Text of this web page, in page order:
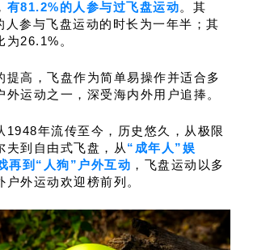
有81.2%的人参与过飞盘运动。其
人参与飞盘运动的时长为一年半；其
为26.1%。
提高，飞盘作为简单易操作并适合多
外运动之一，深受海内外用户追捧。
1948年流传至今，历史悠久，从极限
夫到自由式飞盘，从 “成年人”娱
再到“人狗”户外互动 ，飞盘运动以多
外运动欢迎榜前列。